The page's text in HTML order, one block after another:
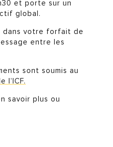
et porte sur un
global.
dans votre forfait de
entre les
sont soumis au
l’ICF.
savoir plus ou